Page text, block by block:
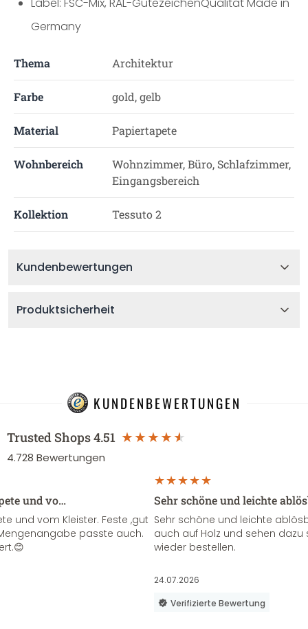
Germany
Thema Architektur
Farbe gold, gelb
Material Papiertapete
Wohnbereich
Wohnzimmer, Büro, Schlafzimmer,
Eingangsbereich
Kollektion Tessuto 2
Kundenbewertungen
Produktsicherheit
KUNDENBEWERTUNGEN
Trusted Shops4.51
4.728 Bewertungen
und vo…
und vom Kleister. Feste ,gut
passte auch.
Sehr schöne und leichte
Sehr schöne und leichte
auch auf Holz und sehen
wieder bestellen.
24.07.2026
Verifizierte Bewertung